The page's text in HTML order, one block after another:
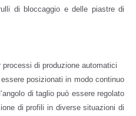
di bloccaggio e delle piastre di
di produzione automatici
posizionati in modo continuo
di taglio può essere regolato
di profili in diverse situazioni di